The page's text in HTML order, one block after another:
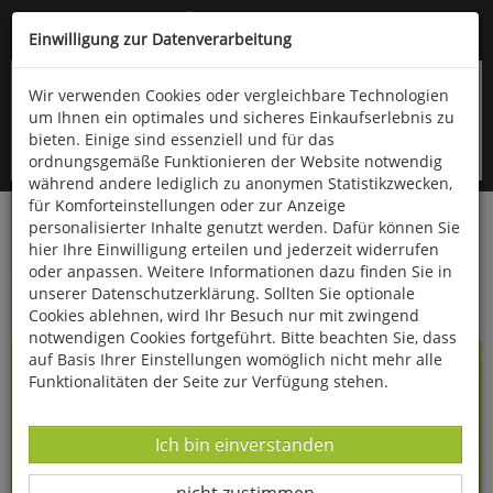
Kompletten Head der Seite überspringen
oder (06766) 9323-960
Startseite Haushalt & Garten
Küche & Haushalt
Bücher zum Thema Kochen
Gemüse & Fisch
Einwilligung zur Datenverarbeitung
Wir verwenden Cookies oder vergleichbare Technologien
um Ihnen ein optimales und sicheres Einkaufserlebnis zu
bieten. Einige sind essenziell und für das
ordnungsgemäße Funktionieren der Website notwendig
während andere lediglich zu anonymen Statistikzwecken,
für Komforteinstellungen oder zur Anzeige
personalisierter Inhalte genutzt werden. Dafür können Sie
hier Ihre Einwilligung erteilen und jederzeit widerrufen
oder anpassen. Weitere Informationen dazu finden Sie in
unserer Datenschutzerklärung. Sollten Sie optionale
Cookies ablehnen, wird Ihr Besuch nur mit zwingend
notwendigen Cookies fortgeführt. Bitte beachten Sie, dass
auf Basis Ihrer Einstellungen womöglich nicht mehr alle
Funktionalitäten der Seite zur Verfügung stehen.
Datenverarbeitung -
Ich bin einverstanden